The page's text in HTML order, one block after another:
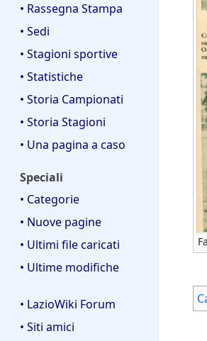
• Rassegna Stampa
• Sedi
• Stagioni sportive
• Statistiche
• Storia Campionati
• Storia Stagioni
• Una pagina a caso
Speciali
• Categorie
• Nuove pagine
• Ultimi file caricati
• Ultime modifiche
• LazioWiki Forum
• Siti amici